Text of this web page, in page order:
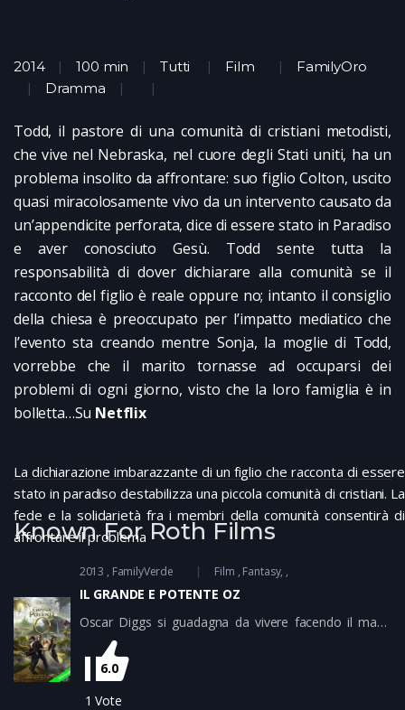
2014 100 min Tutti Film
FamilyOro
Dramma
Todd, il pastore di una comunità di cristiani metodisti,
che vive nel Nebraska, nel cuore degli Stati uniti, ha un
problema insolito da affrontare: suo figlio Colton, uscito
quasi miracolosamente vivo da un intervento causato da
un’appendicite perforata, dice di essere stato in Paradiso
e aver conosciuto Gesù. Todd sente tutta la
responsabilità di dover dichiarare alla comunità se il
racconto del figlio è reale oppure no; intanto il consiglio
della chiesa è preoccupato per l’impatto mediatico che
l’evento sta creando mentre Sonja, la moglie di Todd,
vorrebbe che il marito tornasse ad occuparsi dei
problemi di ogni giorno, visto che la loro famiglia è in
bolletta…Su Netflix
La dichiarazione imbarazzante di un figlio che racconta di essere
stato in paradiso destabilizza una piccola comunità di cristiani. La
fede e la solidarietà fra i membri della comunità consentirà di
affrontare il problema
Known For Roth Films
2013 FamilyVerde Film Fantasy
IL GRANDE E POTENTE OZ
Oscar Diggs si guadagna da vivere facendo il mago
nelle fiere di paese con il nome di Oz, ma sogna un
futuro di grandezza, almeno fino a quando un tornado
lo scaglia in un magico paese che porta il suo stesso
nome, Oz, un regno meraviglioso dove viene
6.0
1 Vote